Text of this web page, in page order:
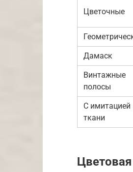
Цветочные
Дамаск
Винтажные
полосы
С имитацией
ткани